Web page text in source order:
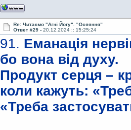
Re: Читаємо "Агні Йогу". "Осяяння"
Ответ #29 -20.12.2024 :: 15:25:24
91. Еманація
бо вона від духу.
Продукт серця –
коли кажуть:
«Треба